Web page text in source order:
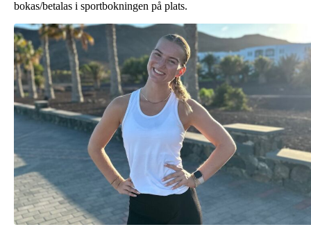
bokas/betalas i sportbokningen på plats.